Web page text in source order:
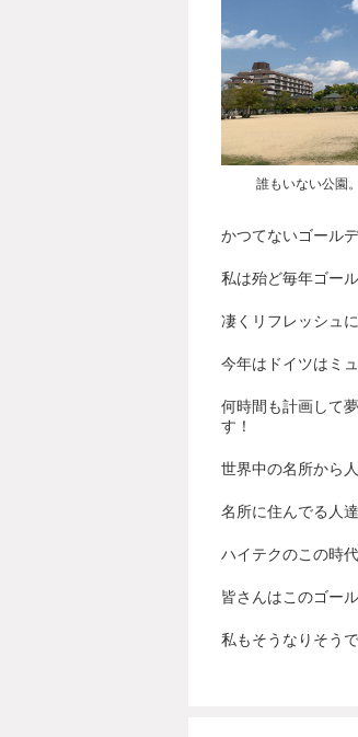
誰もいない公園
かつてないゴール
私は殆ど毎年ゴー
凄くリフレッシュ
今年はドイツはミ
何時間も計画して
す！
世界中の名所から
名所に住んでる人
ハイテクのこの時
皆さんはこのゴー
私もそうなりそう